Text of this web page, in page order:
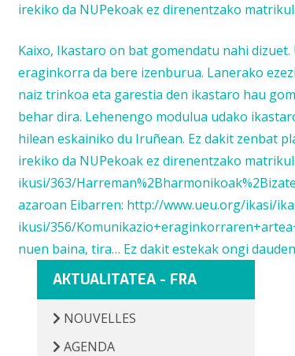
irekiko da NUPekoak ez direnentzako
Kaixo, Ikastaro on bat gomendatu nahi
eraginkorra da bere izenburua. Lanerako
naiz trinkoa eta garestia den ikastaro hau
behar dira. Lehenengo modulua udako
hilean eskainiko du Iruñean. Ez dakit zenbat
irekiko da NUPekoak ez direnentzako
ikusi/363/
azaroan Eibarren: http://www.ueu.org/ikasi/
ikusi/356/
nuen baina, tira… Ez dakit estekak ongi
AKTUALITATEA - FRA
NOUVELLES
AGENDA